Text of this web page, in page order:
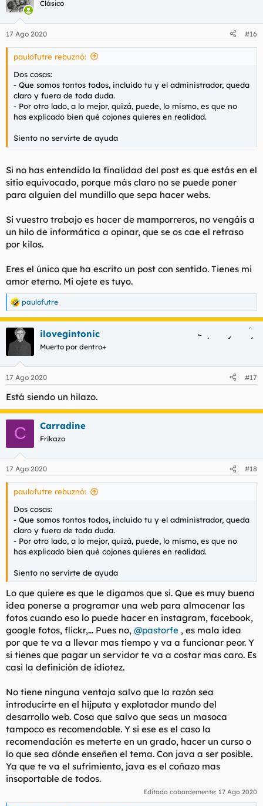
Clásico
17 Ago 2020 #16
paulofutre rebuznó:
Dos cosas:
- Que somos tontos todos, incluido tu y el administrador, queda
claro y fuera de toda duda.
- Por otro lado, a lo mejor, quizá, puede, lo mismo, es que no
has explicado bien qué cojones quieres en realidad.
Siento no servirte de ayuda
Si no has entendido la finalidad del post es que estás en el
sitio equivocado, porque más claro no se puede poner
para alguien del mundillo que sepa hacer webs.
Si vuestro trabajo es hacer de mamporreros, no vengáis a
un hilo de informática a opinar, que se os cae el retraso
por kilos.
Eres el único que ha escrito un post con sentido. Tienes mi
amor eterno. Mi ojete es tuyo.
R
e
a
c
e
:
paulofutre
ilovegintonic
Muerto por dentro+
17 Ago 2020 #17
Está siendo un hilazo.
C Carradine
Frikazo
17 Ago 2020 #18
paulofutre rebuznó:
Dos cosas:
- Que somos tontos todos, incluido tu y el administrador, queda
claro y fuera de toda duda.
- Por otro lado, a lo mejor, quizá, puede, lo mismo, es que no
has explicado bien qué cojones quieres en realidad.
Siento no servirte de ayuda
Lo que quiere es que le digamos que si. Que es muy buena
idea ponerse a programar una web para almacenar las
fotos cuando eso lo puede hacer en instagram, facebook,
google fotos, flickr,... Pues no, @pastorfe , es mala idea
por que te va a llevar mas tiempo y va a funcionar peor. Y
si tienes que pagar un servidor te va a costar mas caro. Es
casi la definición de idiotez.
No tiene ninguna ventaja salvo que la razón sea
introducirte en el hijputa y explotador mundo del
desarrollo web. Cosa que salvo que seas un masoca
tampoco es recomendable. Y si ese es el caso la
recomendación es meterte en un grado, hacer un curso o
lo que sea dónde enseñen el tema. Con java a ser posible.
Ya que te va el sufrimiento, java es el coñazo mas
insoportable de todos.
Editado cobardemente: 17 Ago 2020